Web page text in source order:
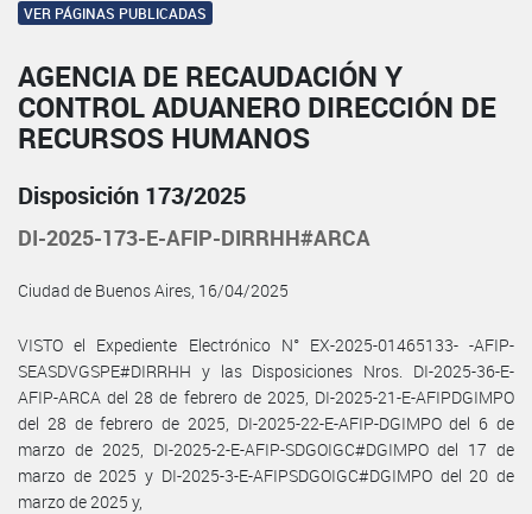
VER PÁGINAS PUBLICADAS
AGENCIA DE RECAUDACIÓN Y
CONTROL ADUANERO DIRECCIÓN DE
RECURSOS HUMANOS
Disposición 173/2025
DI-2025-173-E-AFIP-DIRRHH#ARCA
Ciudad de Buenos Aires, 16/04/2025
VISTO el Expediente Electrónico N° EX-2025-01465133- -AFIP-
SEASDVGSPE#DIRRHH y las Disposiciones Nros. DI-2025-36-E-
AFIP-ARCA del 28 de febrero de 2025, DI-2025-21-E-AFIPDGIMPO
del 28 de febrero de 2025, DI-2025-22-E-AFIP-DGIMPO del 6 de
marzo de 2025, DI-2025-2-E-AFIP-SDGOIGC#DGIMPO del 17 de
marzo de 2025 y DI-2025-3-E-AFIPSDGOIGC#DGIMPO del 20 de
marzo de 2025 y,